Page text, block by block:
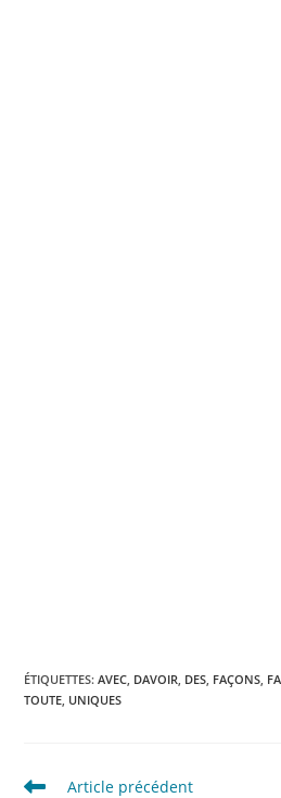
ÉTIQUETTES:AVEC DAVOIR DES FAÇONS
TOUTE UNIQUES
Read
Article précédent